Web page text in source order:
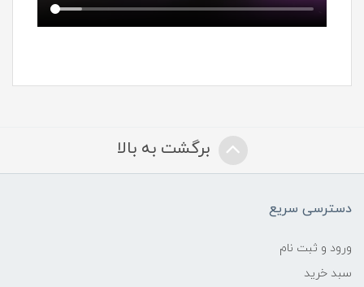
برگشت به بالا
دسترسی سریع
ورود و ثبت نام
سبد خرید